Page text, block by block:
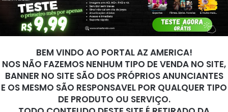
BEM VINDO AO PORTAL AZ AMERICA!
NOS NÃO FAZEMOS NENHUM TIPO DE VENDA NO SITE,
BANNER NO SITE SÃO DOS PRÓPRIOS ANUNCIANTES
E OS MESMO SÃO RESPONSAVEL POR QUALQUER TIPO
DE PRODUTO OU SERVIÇO.